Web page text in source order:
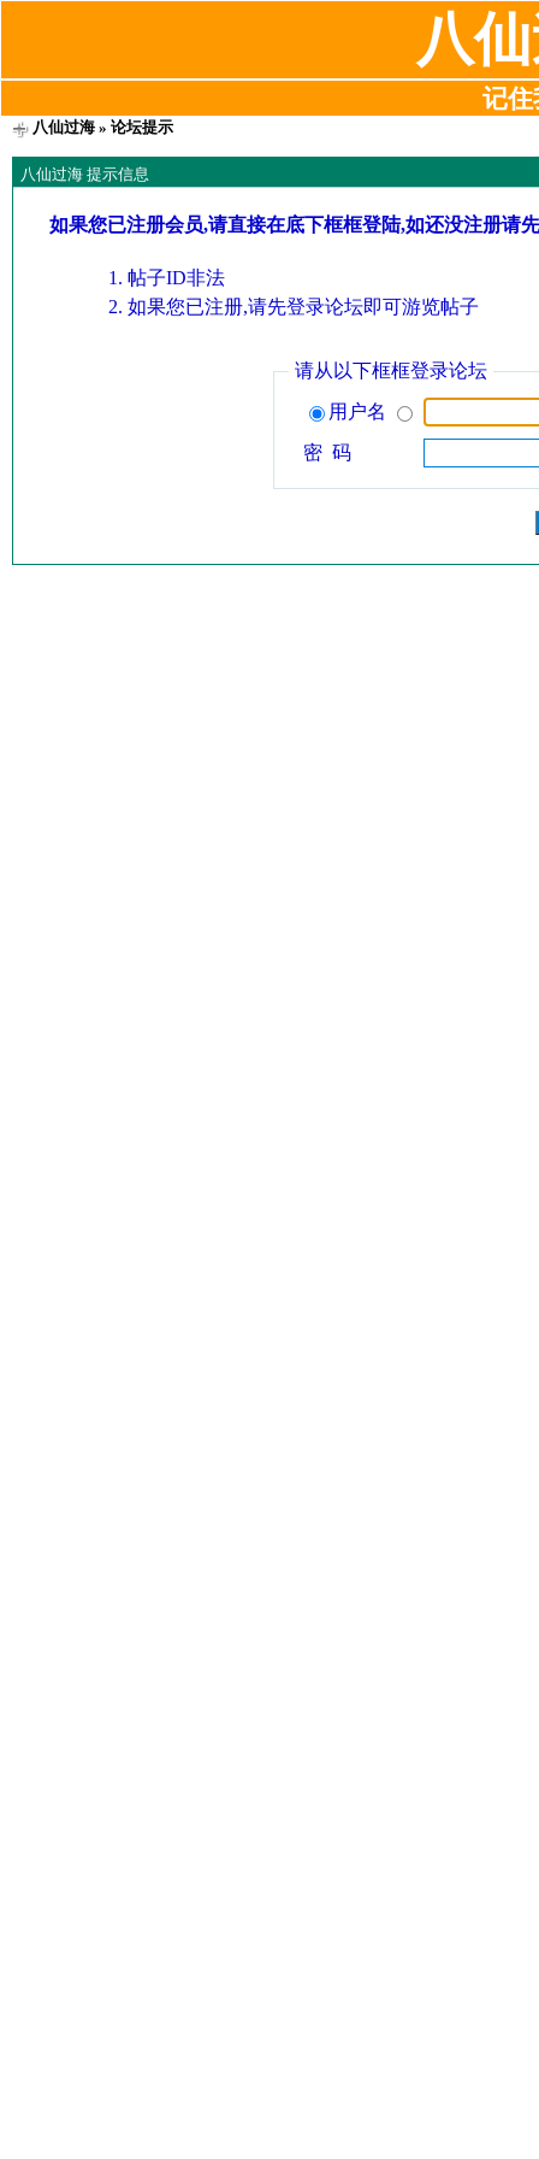
八
记住
八仙过海» 论坛提示
八仙过海 提示信息
如果您已注册会员,请直接在底下框框登陆,如还没注册请
帖子ID非法
如果您已注册,请先登录论坛即可游览帖子
请从以下框框登录论坛
用户名
密 码